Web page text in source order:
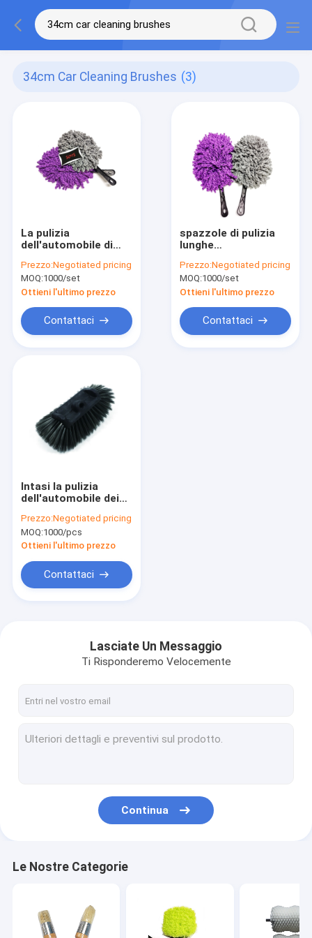
34cm Car Cleaning Brushes (3)
La pulizia
dell'automobile di
del veicolo spazzola
la testa di 34cm
Microfiber
Prezzo:Negotiated pricing
MOQ:1000/set
Ottieni l'ultimo prezzo
Contattaci
spazzole di pulizia
lunghe
maniglia di 34cm
Prezzo:Negotiated pricing
MOQ:1000/set
Ottieni l'ultimo prezzo
Contattaci
Intasi la pulizia
dell'automobile dei
maniglia amichevole
di 34cm Eco PBT pp
Prezzo:Negotiated pricing
MOQ:1000/pcs
Ottieni l'ultimo prezzo
Contattaci
Lasciate Un Messaggio
Ti Risponderemo Velocemente
Continua
Le Nostre Categorie